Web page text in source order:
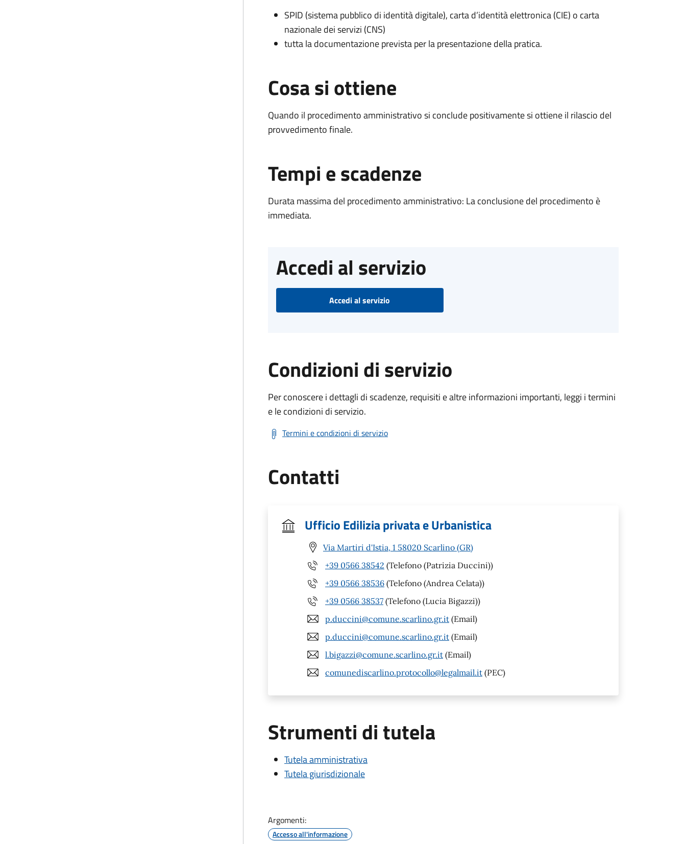
SPID (sistema pubblico di identità digitale), carta d’identità elettronica (CIE) o carta
nazionale dei servizi (CNS)
tutta la documentazione prevista per la presentazione della pratica.
Cosa si ottiene
Quando il procedimento amministrativo si conclude positivamente si ottiene il rilascio del
provvedimento finale.
Tempi e scadenze
Durata massima del procedimento amministrativo: La conclusione del procedimento è
immediata.
Accedi al servizio
Accedi al servizio
Condizioni di servizio
Per conoscere i dettagli di scadenze, requisiti e altre informazioni importanti, leggi i termini
e le condizioni di servizio.
Termini e condizioni di servizio
Contatti
Ufficio Edilizia privata e Urbanistica
Via Martiri d'Istia, 1 58020 Scarlino (GR)
+39 0566 38542 (Telefono (Patrizia Duccini))
+39 0566 38536 (Telefono (Andrea Celata))
+39 0566 38537 (Telefono (Lucia Bigazzi))
p.duccini@comune.scarlino.gr.it (Email)
p.duccini@comune.scarlino.gr.it (Email)
l.bigazzi@comune.scarlino.gr.it (Email)
comunediscarlino.protocollo@legalmail.it (PEC)
Strumenti di tutela
Tutela amministrativa
Tutela giurisdizionale
Argomenti:
Accesso all'informazione